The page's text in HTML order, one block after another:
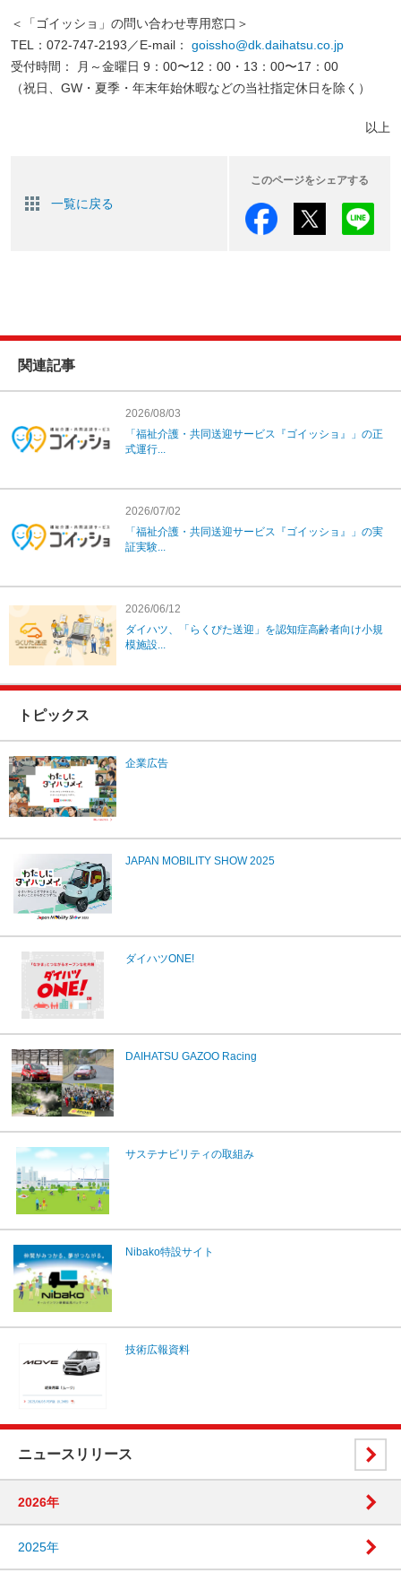
＜「ゴイッショ」の問い合わせ専用窓口＞
TEL：072-747-2193／E-mail： goissho@dk.daihatsu.co.jp
受付時間： 月～金曜日 9：00〜12：00・13：00〜17：00
（祝日、GW・夏季・年末年始休暇などの当社指定休日を除く）
以上
一覧に戻る
このページをシェアする
関連記事
2026/08/03
「福祉介護・共同送迎サービス『ゴイッショ』」の正
式運行...
2026/07/02
「福祉介護・共同送迎サービス『ゴイッショ』」の実
証実験...
2026/06/12
ダイハツ、「らくぴた送迎」を認知症高齢者向け小規
模施設...
トピックス
企業広告
JAPAN MOBILITY SHOW 2025
ダイハツONE!
DAIHATSU GAZOO Racing
サステナビリティの取組み
Nibako特設サイト
技術広報資料
ニュースリリース
2026年
2025年